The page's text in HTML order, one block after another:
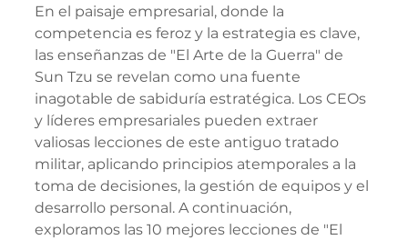
En el paisaje empresarial, donde la
competencia es feroz y la estrategia es clave,
las enseñanzas de "El Arte de la Guerra" de
Sun Tzu se revelan como una fuente
inagotable de sabiduría estratégica. Los CEOs
y líderes empresariales pueden extraer
valiosas lecciones de este antiguo tratado
militar, aplicando principios atemporales a la
toma de decisiones, la gestión de equipos y el
desarrollo personal. A continuación,
exploramos las 10 mejores lecciones de "El